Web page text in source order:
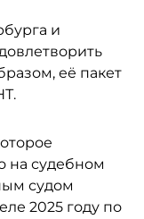
и
её пакет
на судебном
судом
2025 году по